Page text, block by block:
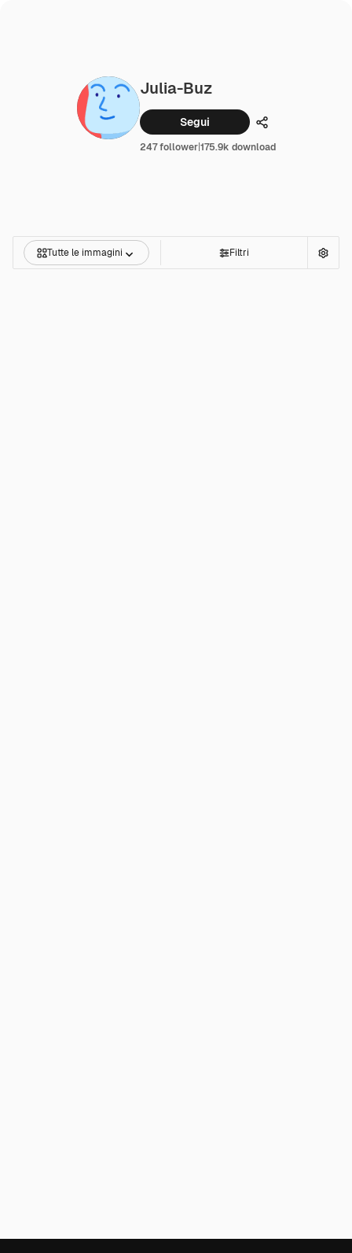
Julia-Buz
Segui Condividi
247 follower|175.9k download
Tutte le immagini Filtri